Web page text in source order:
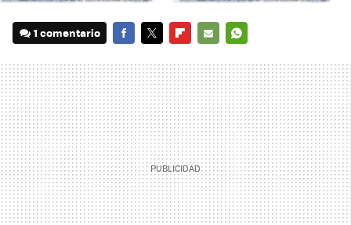
1 comentario
MAIL